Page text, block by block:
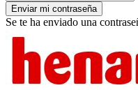
Se te ha enviado una